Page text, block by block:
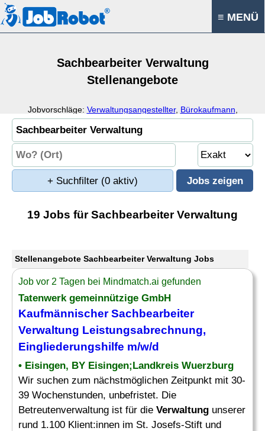
≡ MENÜ
Sachbearbeiter Verwaltung
Stellenangebote
Jobvorschläge: Verwaltungsangestellter, Bürokaufmann
Verwaltungsmitarbeiter,Verwaltungsassistent
+ Suchfilter (0 aktiv)
19 Jobs für Sachbearbeiter Verwaltung
Stellenangebote Sachbearbeiter Verwaltung Jobs
Job vor 2 Tagen bei Mindmatch.ai gefunden
Tatenwerk gemeinnützige GmbH
KaufmännischerSachbearbeiter
Verwaltung Leistungsabrechnung,
Eingliederungshilfe m/w/d
• Eisingen, BY Eisingen;Landkreis Wuerzburg
Wir suchen zum nächstmöglichen Zeitpunkt mit 30-
39 Wochenstunden, unbefristet. Die
Betreutenverwaltung ist für die Verwaltung unserer
rund 1.100 Klient:innen im St. Josefs-Stift und